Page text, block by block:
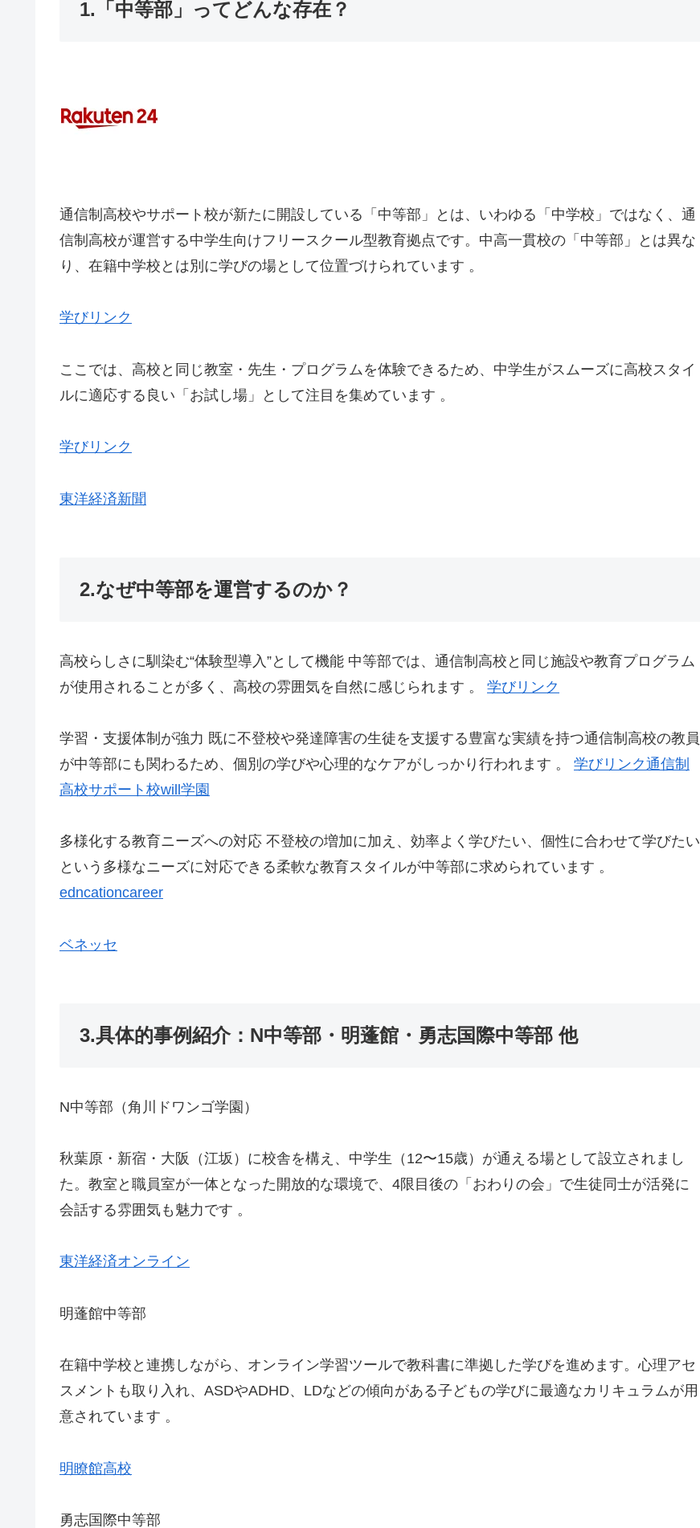
1.「中等部」ってどんな存在？
通信制高校やサポート校が新たに開設している「中等部」とは、いわゆる「中学校」ではなく、通
信制高校が運営する中学生向けフリースクール型教育拠点です。中高一貫校の「中等部」とは異な
り、在籍中学校とは別に学びの場として位置づけられています 。
学びリンク
ここでは、高校と同じ教室・先生・プログラムを体験できるため、中学生がスムーズに高校スタイ
ルに適応する良い「お試し場」として注目を集めています 。
学びリンク
東洋経済新聞
2.なぜ中等部を運営するのか？
高校らしさに馴染む“体験型導入”として機能 中等部では、通信制高校と同じ施設や教育プログラム
が使用されることが多く、高校の雰囲気を自然に感じられます 。 学びリンク
学習・支援体制が強力 既に不登校や発達障害の生徒を支援する豊富な実績を持つ通信制高校の教員
が中等部にも関わるため、個別の学びや心理的なケアがしっかり行われます 。 学びリンク通信制
高校サポート校will学園
多様化する教育ニーズへの対応 不登校の増加に加え、効率よく学びたい、個性に合わせて学びたい
という多様なニーズに対応できる柔軟な教育スタイルが中等部に求められています 。
edncationcareer
ベネッセ
3.具体的事例紹介：N中等部・明蓬館・勇志国際中等部 他
N中等部（角川ドワンゴ学園）
秋葉原・新宿・大阪（江坂）に校舎を構え、中学生（12〜15歳）が通える場として設立されまし
た。教室と職員室が一体となった開放的な環境で、4限目後の「おわりの会」で生徒同士が活発に
会話する雰囲気も魅力です 。
東洋経済オンライン
明蓬館中等部
在籍中学校と連携しながら、オンライン学習ツールで教科書に準拠した学びを進めます。心理アセ
スメントも取り入れ、ASDやADHD、LDなどの傾向がある子どもの学びに最適なカリキュラムが用
意されています 。
明瞭館高校
勇志国際中等部